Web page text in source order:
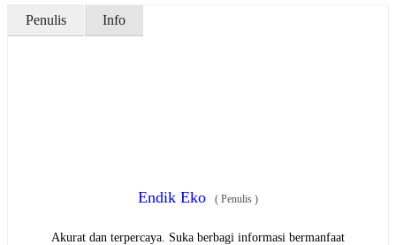
Penulis Info
Endik Eko ( Penulis )
Akurat dan terpercaya. Suka berbagi informasi bermanfaat